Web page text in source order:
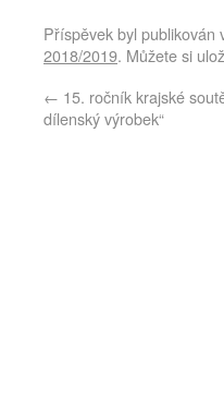
Příspěvek byl publikován
2018/2019. Můžete si
← 15. ročník krajské
dílenský výrobek“